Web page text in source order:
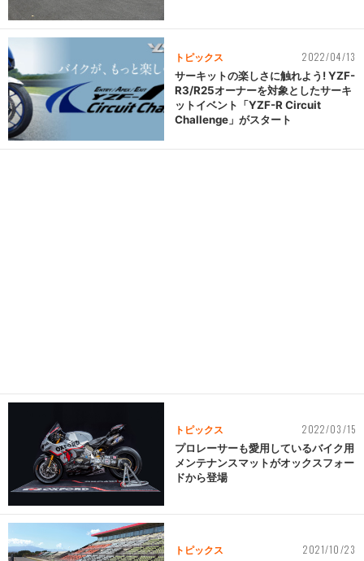
トピックス 2022/04/13
サーキットの楽しさに触れよう! YZF-
R3/R25オーナーを対象としたサーキ
ットイベント「YZF-R Circuit
Challenge」がスタート
トピックス 2022/03/15
プロレーサーも愛用しているバイク用
メンテナンスマットがオックスフォー
ドから登場
トピックス 2021/10/23